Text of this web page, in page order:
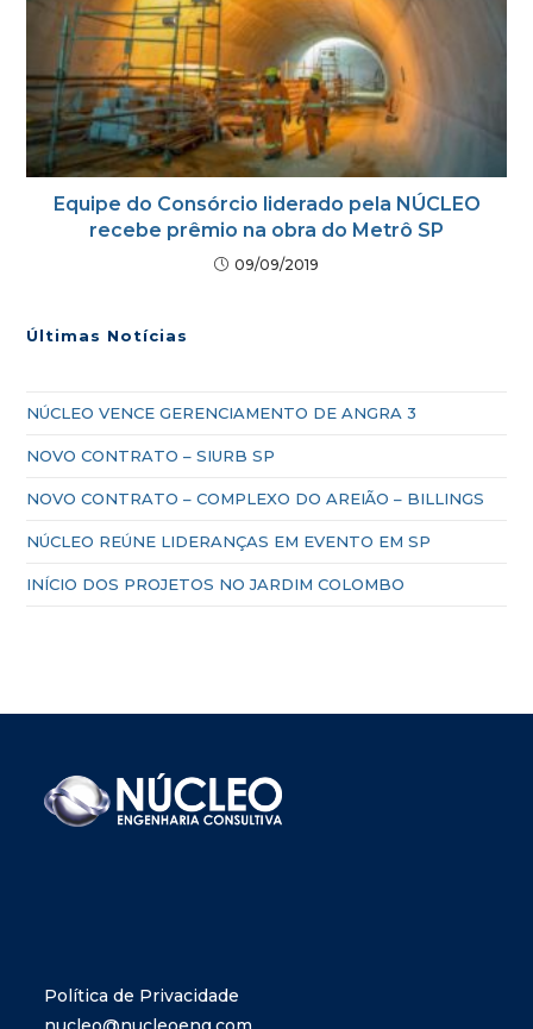
Equipe do Consórcio liderado pela NÚCLEO
recebe prêmio na obra do Metrô SP
09/09/2019
Últimas Notícias
NÚCLEO VENCE GERENCIAMENTO DE ANGRA 3
NOVO CONTRATO – SIURB SP
NOVO CONTRATO – COMPLEXO DO AREIÃO – BILLINGS
NÚCLEO REÚNE LIDERANÇAS EM EVENTO EM SP
INÍCIO DOS PROJETOS NO JARDIM COLOMBO
Política de Privacidade